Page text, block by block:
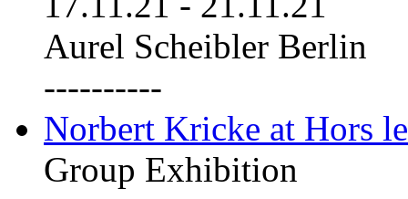
Aurel Scheibler Berlin
----------
Norbert Kricke at Hors
Group Exhibition